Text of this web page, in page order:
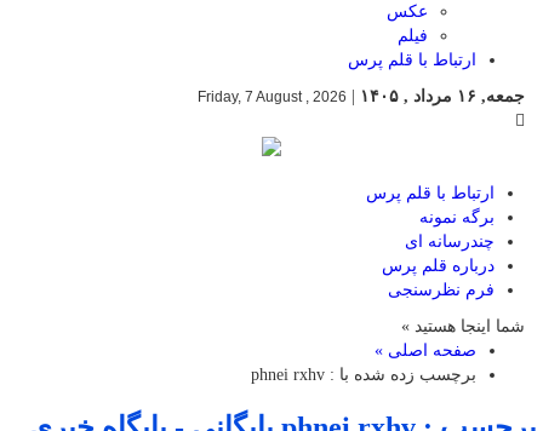
عکس
فیلم
ارتباط با قلم پرس
جمعه, ۱۶ مرداد , ۱۴۰۵
Friday, 7 August , 2026
ارتباط با قلم پرس
برگه نمونه
چندرسانه ای
درباره قلم پرس
فرم نظرسنجی
شما اینجا هستید »
صفحه اصلی »
برچسب زده شده با : phnei rxhv